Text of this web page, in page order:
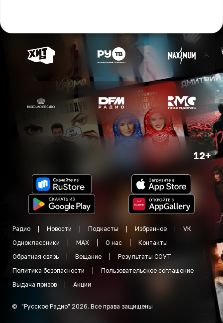
12+
Радио Новости Подкасты Избранное
VK
Одноклассники
MAX О нас
Контакты
Обратная связь
Вещание
Результаты СОУТ
Политика безопасности
Пользовательское соглашение
Выдача призов
Акции
© "Русское Радио" 2026. Все права защищены